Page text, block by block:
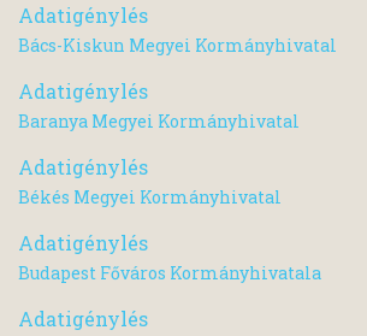
Adatigénylés
Bács-Kiskun Megyei Kormányhivatal
Adatigénylés
Baranya Megyei Kormányhivatal
Adatigénylés
Békés Megyei Kormányhivatal
Adatigénylés
Budapest Főváros Kormányhivatala
Adatigénylés